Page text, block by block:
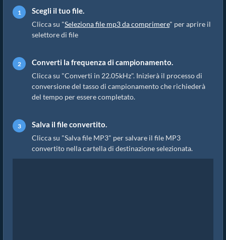
Scegli il tuo file.
Clicca su "Seleziona file mp3 da comprimere" per aprire il
selettore di file
Converti la frequenza di campionamento.
Clicca su "Converti in 22.05kHz". Inizierà il processo di
conversione del tasso di campionamento che richiederà
del tempo per essere completato.
Salva il file convertito.
Clicca su "Salva file MP3" per salvare il file MP3
convertito nella cartella di destinazione selezionata.